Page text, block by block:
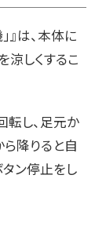
』は、本体に
涼しくするこ
転し、足元か
降りると自
ン停止をし